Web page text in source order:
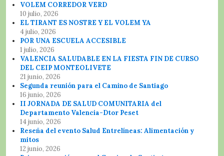
VOLEM CORREDOR VERD
10 julio, 2026
EL TIRANT ES NOSTRE Y EL VOLEM YA
4 julio, 2026
POR UNA ESCUELA ACCESIBLE
1 julio, 2026
VALENCIA SALUDABLE EN LA FIESTA FIN DE CURSO
DEL CEIP MONTEOLIVETE
21 junio, 2026
Segunda reunión para el Camino de Santiago
16 junio, 2026
II JORNADA DE SALUD COMUNITARIA del
Departamento Valencia-Dtor Peset
14 junio, 2026
Reseña del evento Salud Entrelíneas: Alimentación y
mitos
12 junio, 2026